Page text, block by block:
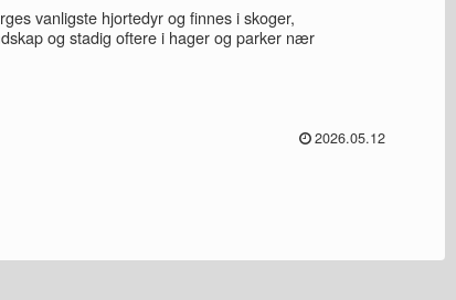
vanligste hjortedyr og finnes i skoger,
og stadig oftere i hager og parker nær
2026.05.12